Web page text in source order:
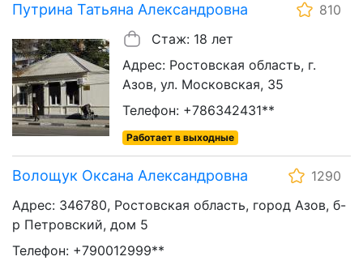
Путрина Татьяна Александровна
810
Стаж: 18 лет
Адрес: Ростовская область, г.
Азов, ул. Московская, 35
Телефон: +786342431**
Работает в выходные
Волощук Оксана Александровна
1290
Адрес: 346780, Ростовская область, город Азов, б-
р Петровский, дом 5
Телефон: +790012999**